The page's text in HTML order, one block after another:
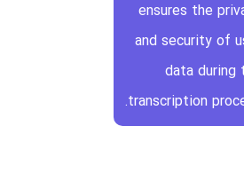
ensures the
and security of
data during
transcription